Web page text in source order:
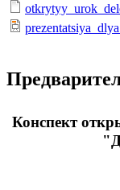
Конспект